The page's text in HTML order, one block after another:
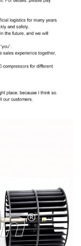
लिए सहायता की
वाहन में फिट
की फोटो भेजें।
का मॉडल और इंजन
इसकी पुष्टि
के लिए संगतता
देते हैं कि यह